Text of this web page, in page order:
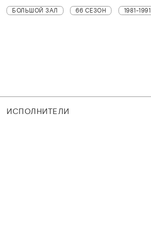
БОЛЬШОЙ ЗАЛ 66 СЕЗОН 1981-1991
ИСПОЛНИТЕЛИ